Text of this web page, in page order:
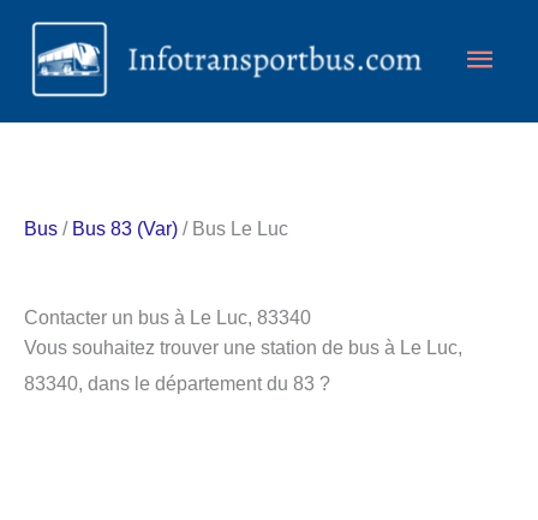
Aller
contenu
Bus / Bus 83 (Var) / Bus Le Luc
Contacter un bus à Le Luc, 83340
Vous souhaitez trouver une station de bus à Le Luc,
83340, dans le département du 83 ?